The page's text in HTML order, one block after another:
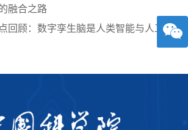
融合之路
回顾：数字孪生脑是人类智能与人工